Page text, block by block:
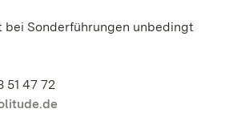
bei Sonderführungen unbedingt
51 47 72